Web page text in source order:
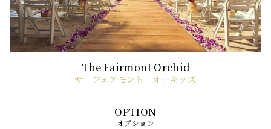
ザ フェアモント オーキッズ
オプション